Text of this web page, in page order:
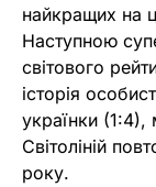
найкращих на
Наступною
світового
історія
українки (1:4),
Світоліній
року.